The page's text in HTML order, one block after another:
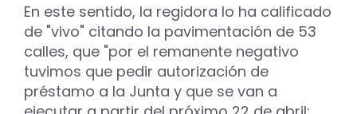
En este sentido, la regidora lo ha calificado
de "vivo" citando la pavimentación de 53
calles, que "por el remanente negativo
tuvimos que pedir autorización de
préstamo a la Junta y que se van a